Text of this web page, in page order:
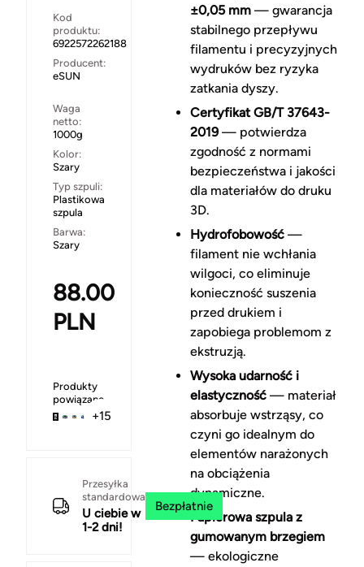
Kod
produktu:
6922572262188
Producent:
eSUN
Waga
netto:
1000g
Kolor:
Szary
Typ szpuli:
Plastikowa
szpula
Barwa:
Szary
88.00
PLN
Produkty
powiązane
+15
Przesyłka
standardowa
U ciebie w
1-2 dni!
Bezpłatnie
±0,05 mm— gwarancja
stabilnego przepływu
filamentu i precyzyjnych
wydruków bez ryzyka
zatkania dyszy.
Certyfikat GB/T 37643-
2019— potwierdza
zgodność z normami
bezpieczeństwa i jakości
dla materiałów do druku
3D.
Hydrofobowość—
filament nie wchłania
wilgoci, co eliminuje
konieczność suszenia
przed drukiem i
zapobiega problemom z
ekstruzją.
Wysoka udarność i
elastyczność— materiał
absorbuje wstrząsy, co
czyni go idealnym do
elementów narażonych
na obciążenia
dynamiczne.
Papierowa szpula z
gumowanym brzegiem
— ekologiczne